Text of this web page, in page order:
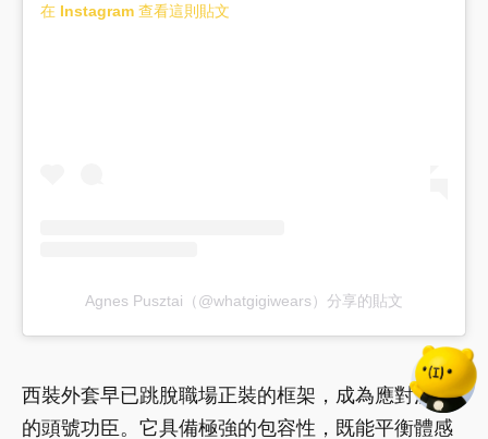
在 Instagram 查看這則貼文
Agnes Pusztai（@whatgigiwears）分享的貼文
西裝外套早已跳脫職場正裝的框架，成為應對溫差
的頭號功臣。它具備極強的包容性，既能平衡體感